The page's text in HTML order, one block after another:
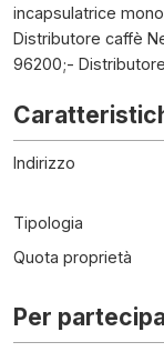
incapsulatrice
Distributore caffè
96200;-
Indirizzo
Tipologia
Quota proprietà
Per